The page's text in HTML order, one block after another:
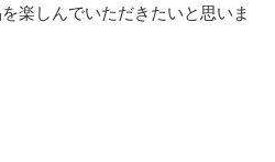
を楽しんでいただきたいと思いま